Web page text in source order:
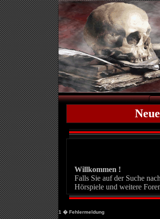
Willkommen !
Falls Sie auf der Suche
Hörspiele und weitere
1 � Fehlermeldung